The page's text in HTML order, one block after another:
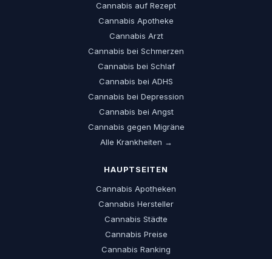
Cannabis auf Rezept
Cannabis Apotheke
Cannabis Arzt
Cannabis bei Schmerzen
Cannabis bei Schlaf
Cannabis bei ADHS
Cannabis bei Depression
Cannabis bei Angst
Cannabis gegen Migräne
Alle Krankheiten →
HAUPTSEITEN
Cannabis Apotheken
Cannabis Hersteller
Cannabis Städte
Cannabis Preise
Cannabis Ranking